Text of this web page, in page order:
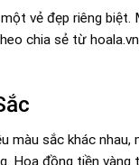
vẻ đẹp riêng
chia sẻ từ
màu sắc khác